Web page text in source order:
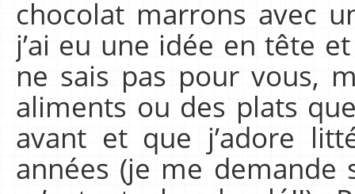
chocolat marrons avec
j’ai eu une idée en tête
ne sais pas pour vous,
aliments ou des plats
avant et que j’adore
années (je me demande